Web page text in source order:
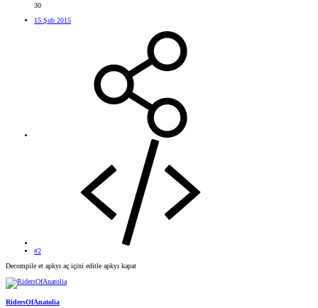
30
15 Şub 2015
#2
Decompile et apkyı aç içini editle apkyı kapat
RidersOfAnatolia